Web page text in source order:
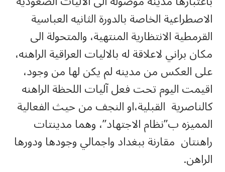
الاصطراعية الخاصة بالدورة الثانيه العباسية
القرمطية الانتظارية المنتهية، والمتحولة الى
مكان براني لاعلاقة له بالاليات العراقية الراهنه،
على العكس من مدينه لم يكن لها من وجود،
اقيمت اليوم تحت فعل آليات اللحظة الراهنه
كالناصرية القبلية،او النجف من حيث الفعالية
المميزه ب”نظام الاجتهاد”، وهما مدينتات
راهنتان مقارنة ببغداد واجمالي وجودها ودورها
الراهن.